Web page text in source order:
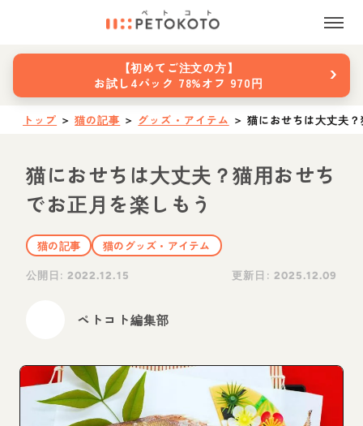
【初めてご注文の方】
お試し4パック 78%オフ 970円
›
トップ ＞ 猫の記事 ＞ グッズ・アイテム ＞ 猫におせちは大丈夫
猫におせちは大丈夫？猫用おせち
でお正月を楽しもう
猫の記事
猫のグッズ・アイテム
公開日:2022.12.15 更新日: 2025.12.09
ペトコト編集部